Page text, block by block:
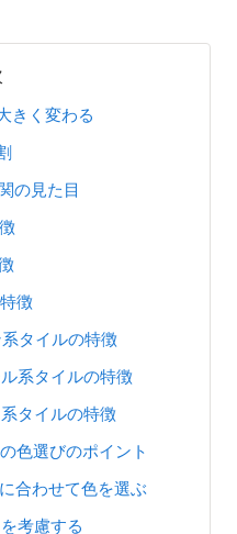
きく変わる
の見た目
徴
タイルの特徴
系タイルの特徴
タイルの特徴
色選びのポイント
合わせて色を選ぶ
考慮する